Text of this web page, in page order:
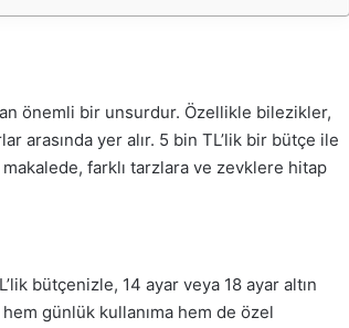
önemli bir unsurdur. Özellikle bilezikler,
arasında yer alır. 5 bin TL’lik bir bütçe ile
farklı tarzlara ve zevklere hitap
bütçenizle, 14 ayar veya 18 ayar altın
günlük kullanıma hem de özel